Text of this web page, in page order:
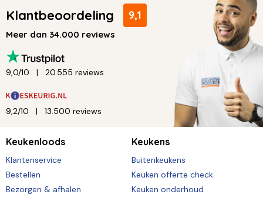
Klantbeoordeling 9,1
Meer dan 34.000 reviews
9,0/10 20.555 reviews
9,2/10 13.500 reviews
Keukenloods
Klantenservice
Bestellen
Bezorgen & afhalen
Keukens
Buitenkeukens
Keuken offerte check
Keuken onderhoud